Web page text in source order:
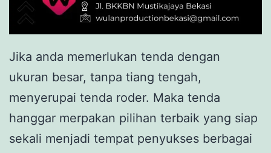
Jika anda memerlukan tenda dengan
ukuran besar, tanpa tiang tengah,
menyerupai tenda roder. Maka tenda
hanggar merpakan pilihan terbaik yang siap
sekali menjadi tempat penyukses berbagai